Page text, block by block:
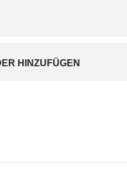
HINZUFÜGEN